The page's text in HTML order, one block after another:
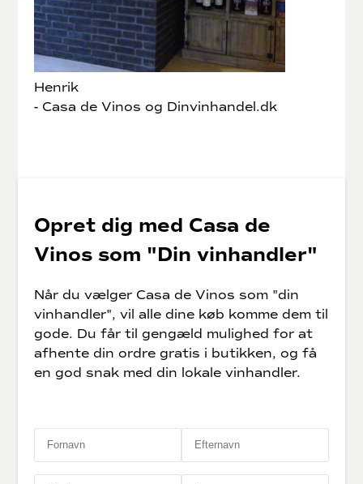
Henrik
- Casa de Vinos og Dinvinhandel.dk
Opret dig med Casa de
Vinos som "Din vinhandler"
Når du vælger Casa de Vinos som "din
vinhandler", vil alle dine køb komme dem til
gode. Du får til gengæld mulighed for at
afhente din ordre gratis i butikken, og få
en god snak med din lokale vinhandler.